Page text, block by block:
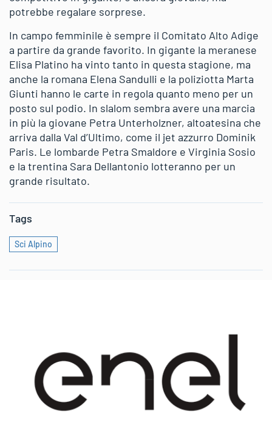
potrebbe regalare sorprese.
In campo femminile è sempre il Comitato Alto Adige
a partire da grande favorito. In gigante la meranese
Elisa Platino ha vinto tanto in questa stagione, ma
anche la romana Elena Sandulli e la poliziotta Marta
Giunti hanno le carte in regola quanto meno per un
posto sul podio. In slalom sembra avere una marcia
in più la giovane Petra Unterholzner, altoatesina che
arriva dalla Val d’Ultimo, come il jet azzurro Dominik
Paris. Le lombarde Petra Smaldore e Virginia Sosio
e la trentina Sara Dellantonio lotteranno per un
grande risultato.
Tags
Sci Alpino